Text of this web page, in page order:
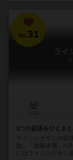
No.31
ライ
3つの拡張をひとま
ライジングサンの拡
臨」「陰陽来襲」の
にはライジングサン